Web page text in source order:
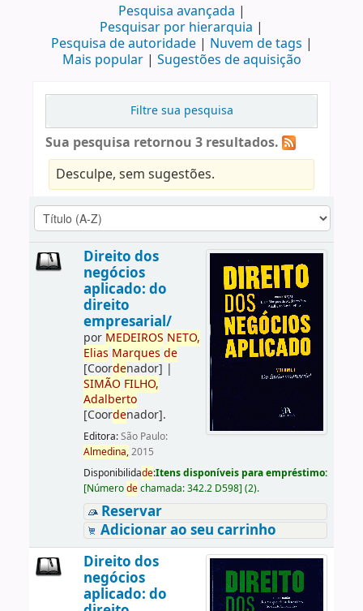
Pesquisa avançada
Pesquisar por hierarquia
Pesquisa de autoridade
Nuvem de tags
Mais popular
Sugestões de aquisição
Filtre sua pesquisa
Sua pesquisa retornou 3 resultados.
Desculpe, sem sugestões.
Direito dos
negócios
aplicado: do
direito
empresarial/
por MEDEIROS NETO,
Elias Marques de
[Coordenador] |
SIMÃO FILHO,
Adalberto
[Coordenador].
Editora:São Paulo:
Almedina,2015
Disponibilidade:Itens disponíveis para empréstimo:
[Númerodechamada:342.2 D598] (2).
Reservar
Adicionar ao seu carrinho
Direito dos
negócios
aplicado: do